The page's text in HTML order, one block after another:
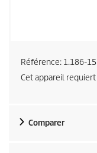
Référence: 1.186-
Cet appareil
Comparer